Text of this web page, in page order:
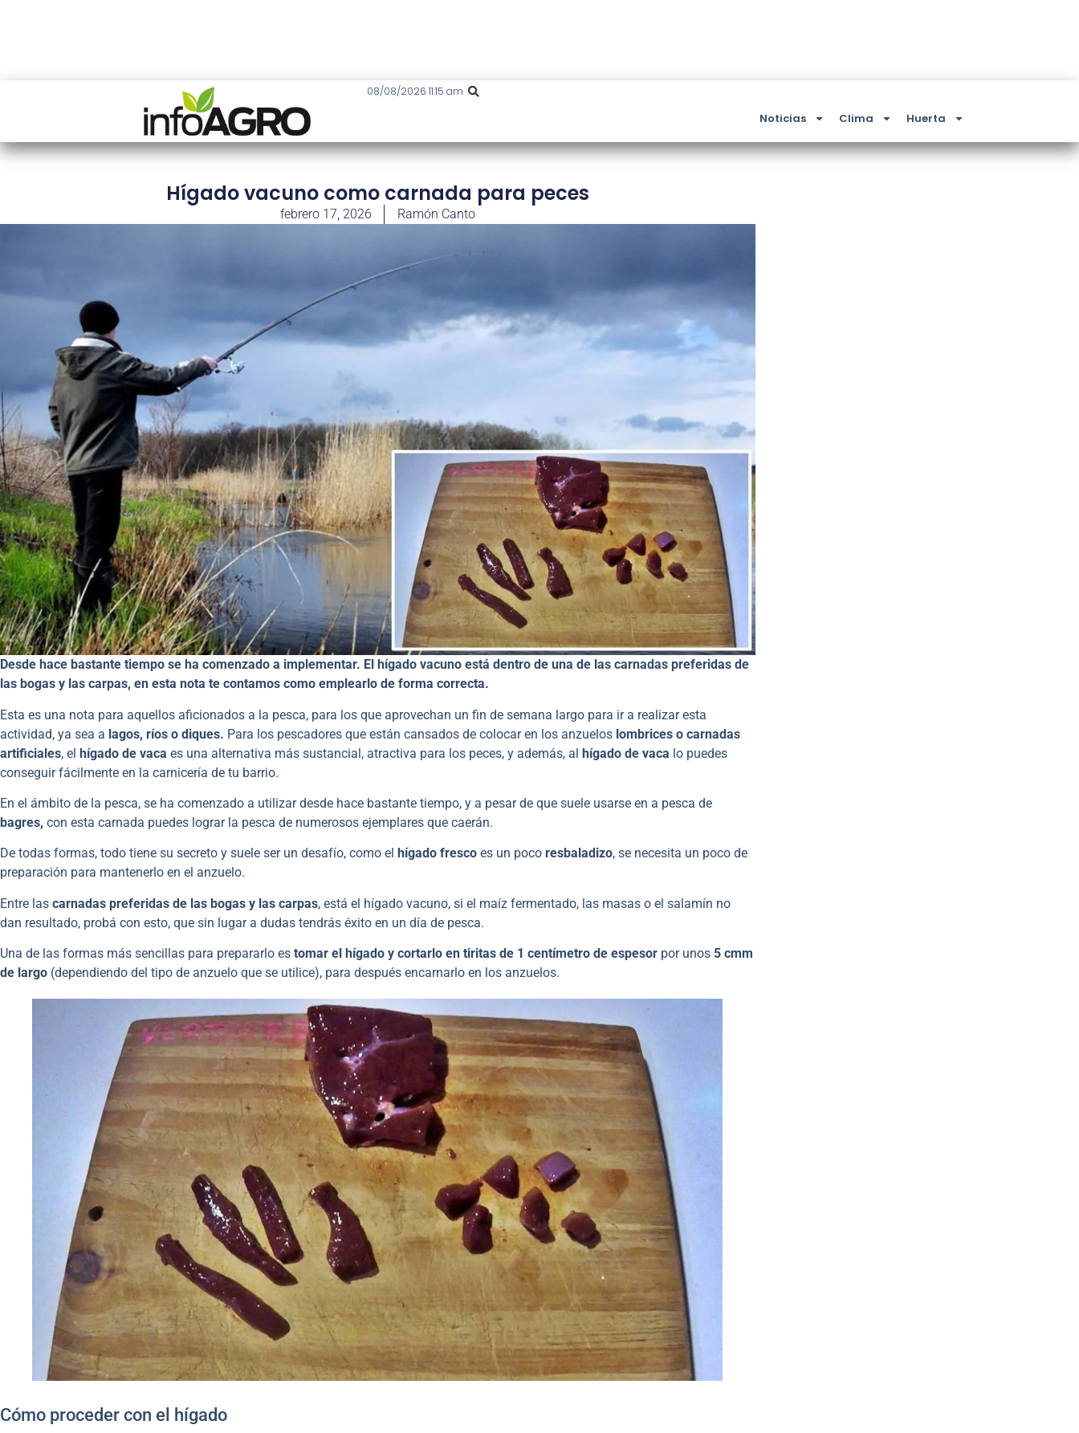
08/08/2026 11:15 am
Noticias Clima Huerta
Hígado vacuno como carnada para peces
febrero 17, 2026 Ramón Canto
Desde hace bastante tiempo se ha comenzado a implementar. El hígado vacuno está dentro de una de las carnadas preferidas de
las bogas y las carpas, en esta nota te contamos como emplearlo de forma correcta.
Esta es una nota para aquellos aficionados a la pesca, para los que aprovechan un fin de semana largo para ir a realizar esta
actividad, ya sea a lagos, ríos o diques. Para los pescadores que están cansados de colocar en los anzuelos lombrices o carnadas
artificiales, el hígado de vaca es una alternativa más sustancial, atractiva para los peces, y además, al hígado de vaca lo puedes
conseguir fácilmente en la carnicería de tu barrio.
En el ámbito de la pesca, se ha comenzado a utilizar desde hace bastante tiempo, y a pesar de que suele usarse en a pesca de
bagres, con esta carnada puedes lograr la pesca de numerosos ejemplares que caerán.
De todas formas, todo tiene su secreto y suele ser un desafío, como el hígado fresco es un poco resbaladizo, se necesita un poco de
preparación para mantenerlo en el anzuelo.
Entre las carnadas preferidas de las bogas y las carpas, está el hígado vacuno, si el maíz fermentado, las masas o el salamín no
dan resultado, probá con esto, que sin lugar a dudas tendrás éxito en un día de pesca.
Una de las formas más sencillas para prepararlo es tomar el hígado y cortarlo en tiritas de 1 centímetro de espesor por unos 5 cmm
de largo (dependiendo del tipo de anzuelo que se utilice), para después encarnarlo en los anzuelos.
Cómo proceder con el hígado